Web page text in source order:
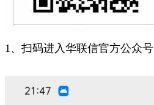
1、扫码进入华联信官方公众号